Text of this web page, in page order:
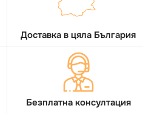
Доставка в цяла България
Безплатна консултация